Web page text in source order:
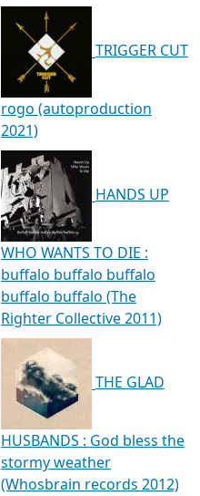
TRIGGER CUT
rogo (autoproduction
2021)
HANDS UP
WHO WANTS TO DIE :
buffalo buffalo buffalo
buffalo buffalo (The
Righter Collective 2011)
THE GLAD
HUSBANDS : God bless the
stormy weather
(Whosbrain records 2012)